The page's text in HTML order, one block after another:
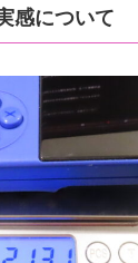
感について